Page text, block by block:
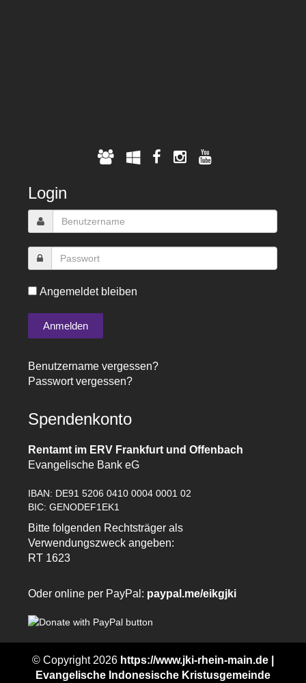
Login
Angemeldet bleiben
Benutzername vergessen?
Passwort vergessen?
Spendenkonto
Rentamt im ERV Frankfurt und Offenbach
Evangelische Bank eG
IBAN: DE91 5206 0410 0004 0001 02
BIC: GENODEF1EK1
Bitte folgenden Rechtsträger als
Verwendungszweck angeben:
RT 1623
Oder online per PayPal: paypal.me/eikgjki
© Copyright 2026 https://www.jki-rhein-main.de |
Evangelische Indonesische Kristusgemeinde